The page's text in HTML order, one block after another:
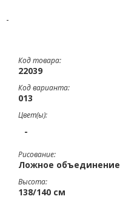
-
Код товара:
22039
Код варианта:
013
Цвет(ы):
-
Рисование:
Ложное объединение
Высота:
138/140 см